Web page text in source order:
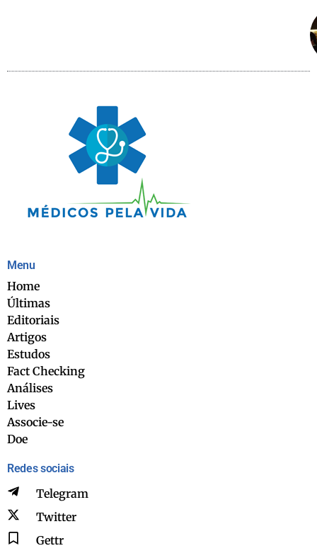
Menu
Home
Últimas
Editoriais
Artigos
Estudos
Fact Checking
Análises
Lives
Associe-se
Doe
Redes sociais
Telegram
Twitter
Gettr